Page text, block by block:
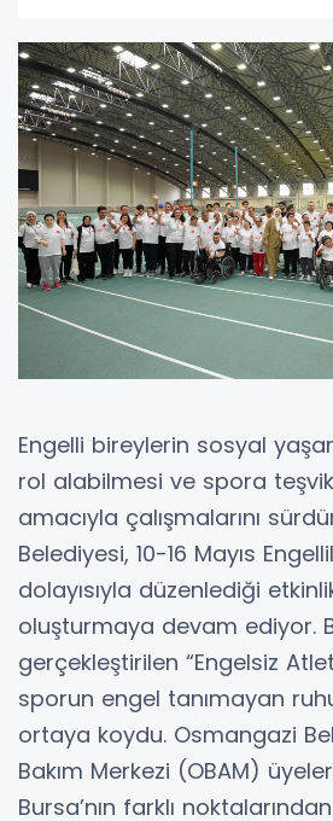
Engelli bireylerin sosyal
rol alabilmesi ve spora
amacıyla çalışmalarını
Belediyesi, 10-16 Mayıs
dolayısıyla düzenlediği
oluşturmaya devam ediyor.
gerçekleştirilen “Engelsiz
sporun engel tanımayan
ortaya koydu. Osmangazi
Bakım Merkezi (OBAM)
Bursa’nın farklı